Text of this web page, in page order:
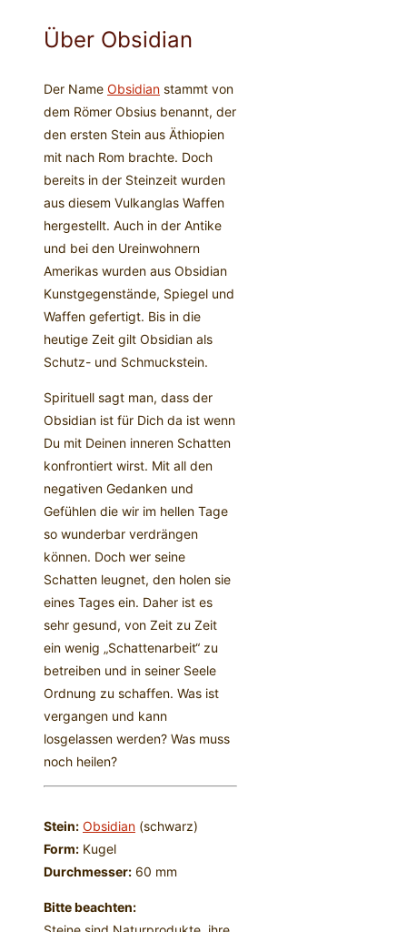
Über Obsidian
Der Name Obsidian stammt von
dem Römer Obsius benannt, der
den ersten Stein aus Äthiopien
mit nach Rom brachte. Doch
bereits in der Steinzeit wurden
aus diesem Vulkanglas Waffen
hergestellt. Auch in der Antike
und bei den Ureinwohnern
Amerikas wurden aus Obsidian
Kunstgegenstände, Spiegel und
Waffen gefertigt. Bis in die
heutige Zeit gilt Obsidian als
Schutz- und Schmuckstein.
Spirituell sagt man, dass der
Obsidian ist für Dich da ist wenn
Du mit Deinen inneren Schatten
konfrontiert wirst. Mit all den
negativen Gedanken und
Gefühlen die wir im hellen Tage
so wunderbar verdrängen
können. Doch wer seine
Schatten leugnet, den holen sie
eines Tages ein. Daher ist es
sehr gesund, von Zeit zu Zeit
ein wenig „Schattenarbeit“ zu
betreiben und in seiner Seele
Ordnung zu schaffen. Was ist
vergangen und kann
losgelassen werden? Was muss
noch heilen?
Stein: Obsidian (schwarz)
Form: Kugel
Durchmesser: 60 mm
Bitte beachten: